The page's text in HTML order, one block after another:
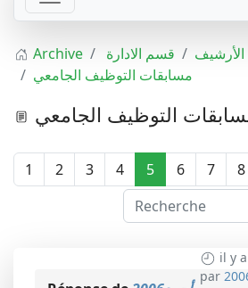
Archive قسم الادارة
الأرشيف
مسابقات التوظيف الجامعي
التوظيف الجامعي
1 2 3 4 5 6 7 8
il y
par